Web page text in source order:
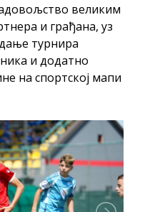
великим
и грађана, уз
турнира
и додатно
на спортској мапи